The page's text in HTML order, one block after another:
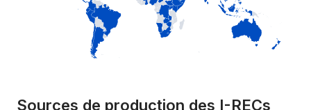
Sources de production des I-RECs